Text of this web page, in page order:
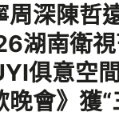
周深陳哲
湖南衛
俱意空
晚會》獲“